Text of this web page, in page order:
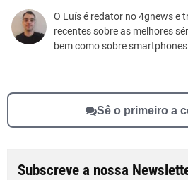
Este conteúdo não tem a
Outro
O Luís é redator no 4gnews e
recentes sobre as melhores
bem como sobre
Sê o primeiro a
Subscreve a nossa